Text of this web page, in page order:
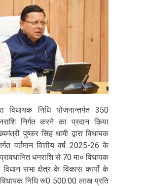
विधायक निधि योजनान्तर्गत 350
निर्गत करने का प्रदान किया
पुष्कर सिंह धामी द्वारा विधायक
वर्तमान वित्तीय वर्ष 2025-26 के
धनराशि से 70 मा० विधायक
सभा क्षेत्र के विकास कार्यों के
विधायक निधि रू0 500.00 लाख प्रति